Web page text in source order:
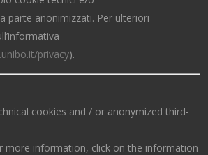
parte anonimizzati. Per ulteriori
privacy).
cookies and / or anonymized third-
more information, click on the information